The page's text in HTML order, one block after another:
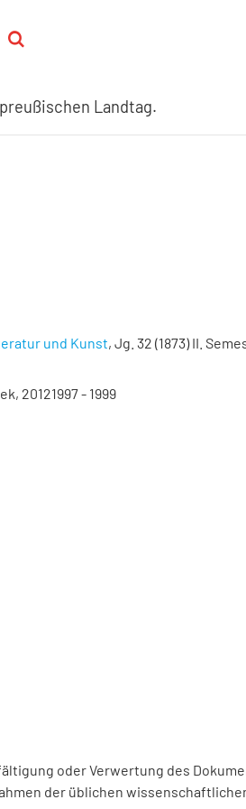
Landtag.
und Kunst, Jg. 32 (1873) II.
20121997 - 1999
oder Verwertung des
der üblichen